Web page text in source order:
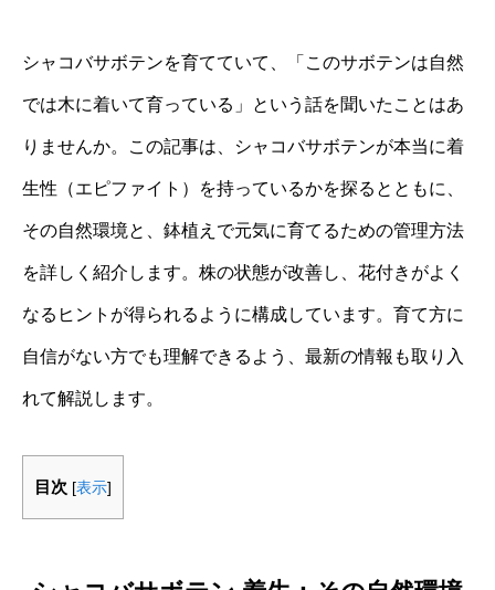
シャコバサボテンを育てていて、「このサボテンは自然
では木に着いて育っている」という話を聞いたことはあ
りませんか。この記事は、シャコバサボテンが本当に着
生性（エピファイト）を持っているかを探るとともに、
その自然環境と、鉢植えで元気に育てるための管理方法
を詳しく紹介します。株の状態が改善し、花付きがよく
なるヒントが得られるように構成しています。育て方に
自信がない方でも理解できるよう、最新の情報も取り入
れて解説します。
目次 [表示]